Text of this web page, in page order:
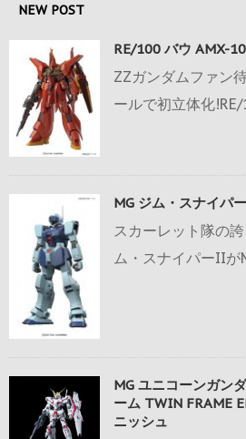
NEW POST
RE/100 バウ AMX-
ZZガンダムファン
ールで初立体化
MG ジム・スナイパ
スカーレット隊の
ム・スナイパーIIが
MG ユニコーンガン
ーム TWIN FRAME
ニッシュ